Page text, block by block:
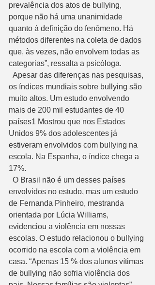
prevalência dos atos de bullying,
porque não há uma unanimidade
quanto à definição do fenômeno. Há
métodos diferentes na coleta de dados
que, às vezes, não envolvem todas as
categorias”, ressalta a psicóloga.
os índices mundiais sobre bullying são
muito altos. Um estudo envolvendo
mais de 200 mil estudantes de 40
países1 Mostrou que nos Estados
Unidos 9% dos adolescentes já
estiveram envolvidos com bullying na
escola. Na Espanha, o índice chega a
17%.
envolvidos no estudo, mas um estudo
de Fernanda Pinheiro, mestranda
orientada por Lúcia Williams,
evidenciou a violência em nossas
escolas. O estudo relacionou o bullying
ocorrido na escola com a violência em
casa. “Apenas 15 % dos alunos vítimas
de bullying não sofria violência dos